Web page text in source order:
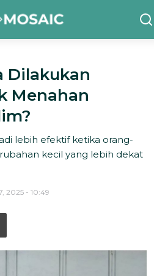
Dilakukan
Menahan
lebih efektif ketika orang-
kecil yang lebih dekat
2025 - 10:49